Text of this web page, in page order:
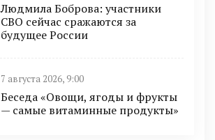
Людмила Боброва: участники
СВО сейчас сражаются за
будущее России
7 августа 2026, 9:00
Беседа «Овощи, ягоды и фрукты
— самые витаминные продукты»